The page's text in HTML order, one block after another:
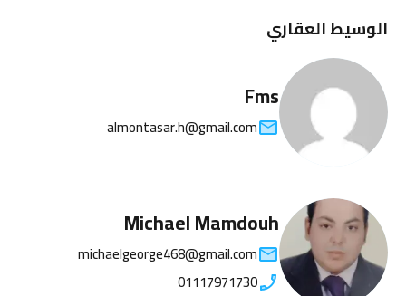
الوسيط العقاري
Fms
almontasar.h@gmail.com
Michael Mamdouh
michaelgeorge468@gmail.com
01117971730